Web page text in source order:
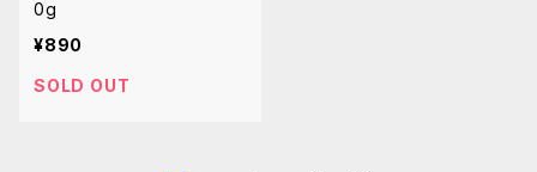
0g
¥890
SOLD OUT